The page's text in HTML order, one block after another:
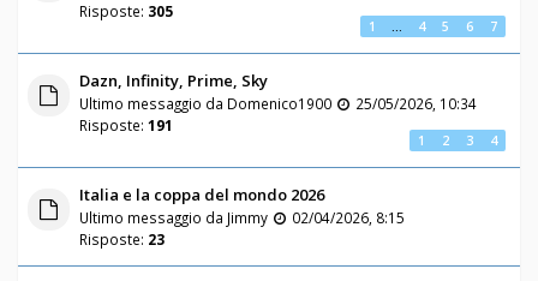
Risposte: 305
1 … 4 5 6 7
Dazn, Infinity, Prime, Sky
Ultimo messaggio da Domenico1900
25/05/2026, 10:34
Risposte: 191
1 2 3 4
Italia e la coppa del mondo 2026
Ultimo messaggio da Jimmy
02/04/2026, 8:15
Risposte: 23